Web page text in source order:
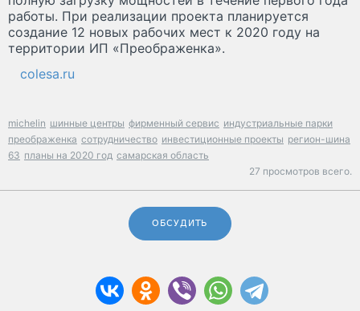
работы. При реализации проекта планируется
создание 12 новых рабочих мест к 2020 году на
территории ИП «Преображенка».
colesa.ru
michelin шинные центры фирменный сервис индустриальные парки
преображенка сотрудничество инвестиционные проекты регион-шина
63 планы на 2020 год самарская область
27 просмотров всего.
ОБСУДИТЬ